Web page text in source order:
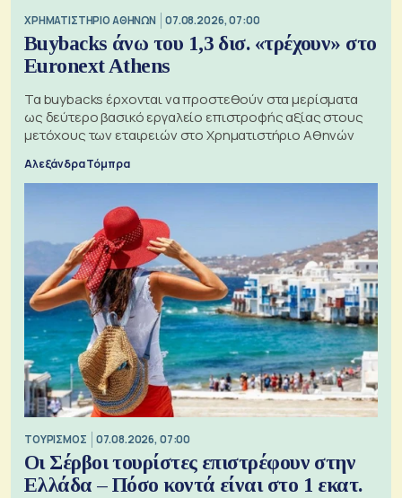
XΡΗΜΑΤΙΣΤΗΡΙΟ ΑΘΗΝΩΝ 07.08.2026, 07:00
Buybacks άνω του 1,3 δισ. «τρέχουν» στο
Euronext Athens
Τα buybacks έρχονται να προστεθούν στα μερίσματα
ως δεύτερο βασικό εργαλείο επιστροφής αξίας στους
μετόχους των εταιρειών στο Χρηματιστήριο Αθηνών
Αλεξάνδρα Τόμπρα
ΤΟΥΡΙΣΜΟΣ 07.08.2026, 07:00
Οι Σέρβοι τουρίστες επιστρέφουν στην
Ελλάδα – Πόσο κοντά είναι στο 1 εκατ.